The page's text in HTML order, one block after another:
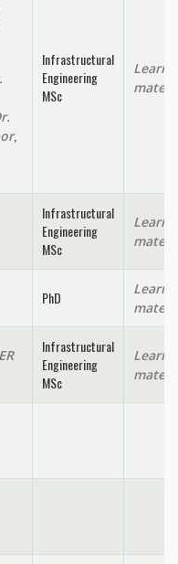
,
Infrastructural
Engineering
MSc
Infrastructural
Engineering
MSc
PhD
Infrastructural
Engineering
MSc